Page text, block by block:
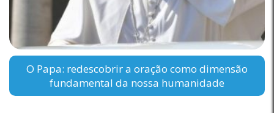
O Papa: redescobrir a oração como dimensão
fundamental da nossa humanidade